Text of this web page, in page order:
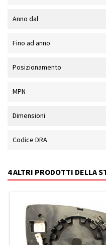
Anno dal
Fino ad anno
Posizionamento
MPN
Dimensioni
Codice DRA
4 ALTRI PRODOTTI DELLA